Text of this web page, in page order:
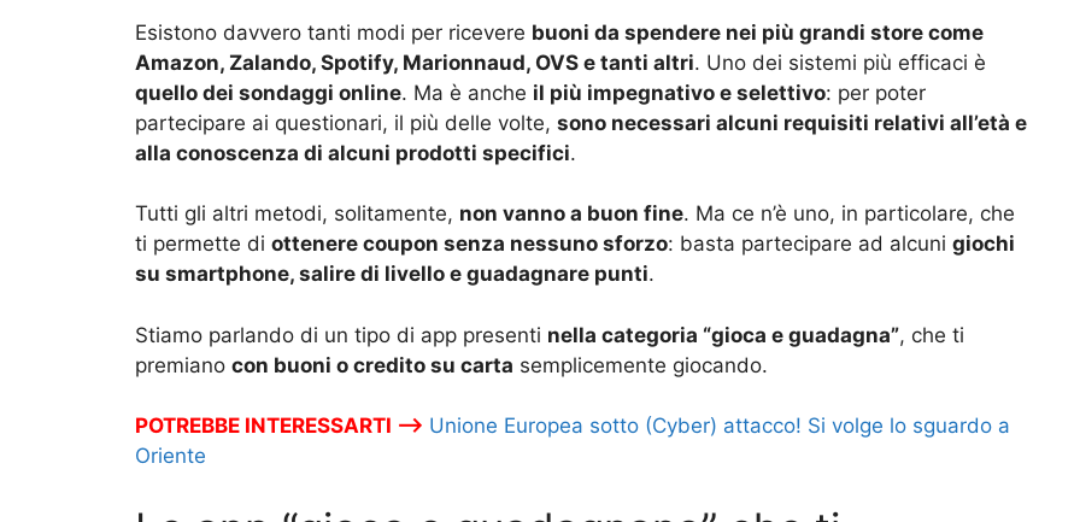
Esistono davvero tanti modi per ricevere buoni da spendere nei più grandi store come
Amazon, Zalando, Spotify, Marionnaud, OVS e tanti altri. Uno dei sistemi più efficaci è
quello dei sondaggi online. Ma è anche il più impegnativo e selettivo: per poter
partecipare ai questionari, il più delle volte, sono necessari alcuni requisiti relativi all’età e
alla conoscenza di alcuni prodotti specifici.
Tutti gli altri metodi, solitamente, non vanno a buon fine. Ma ce n’è uno, in particolare, che
ti permette di ottenere coupon senza nessuno sforzo: basta partecipare ad alcuni giochi
su smartphone, salire di livello e guadagnare punti.
Stiamo parlando di un tipo di app presenti nella categoria “gioca e guadagna”, che ti
premiano con buoni o credito su carta semplicemente giocando.
POTREBBE INTERESSARTI –> Unione Europea sotto (Cyber) attacco! Si volge lo sguardo a
Oriente